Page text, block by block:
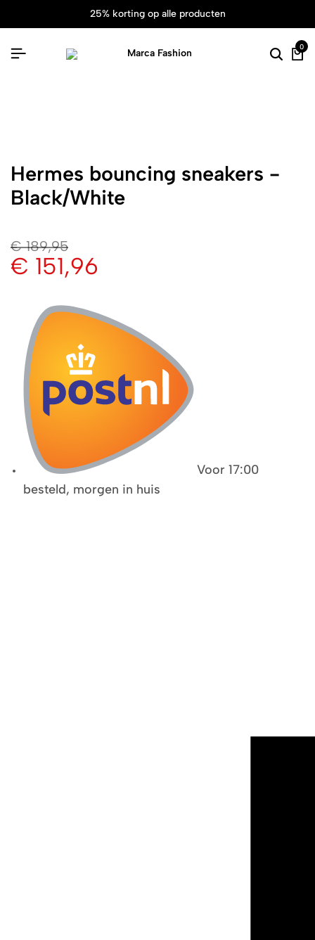
25% korting op alle producten
0
Hermes bouncing sneakers -
Black/White
€189,95
€ 151,96
Voor 17:00
besteld, morgen in huis